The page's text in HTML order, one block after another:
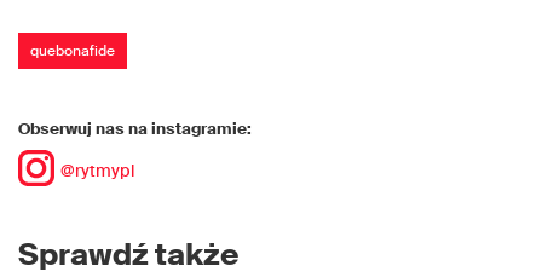
quebonafide
Obserwuj nas na instagramie:
@rytmypl
Sprawdź także